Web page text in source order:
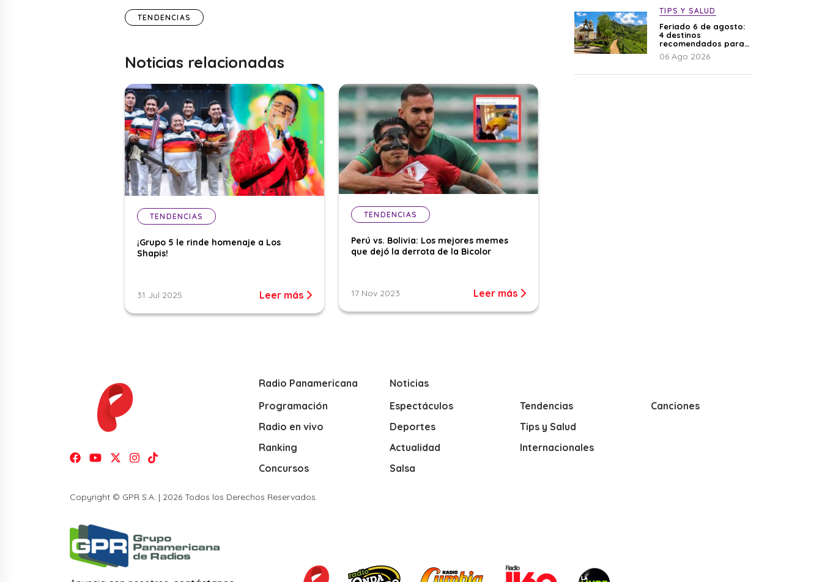
TENDENCIAS
Noticias relacionadas
TENDENCIAS
¡Grupo 5 le rinde homenaje a Los
Shapis!
31 Jul 2025 Leer más
TENDENCIAS
Perú vs. Bolivia: Los mejores memes
que dejó la derrota de la Bicolor
17 Nov 2023 Leer más
TIPS Y SALUD
Feriado 6 de agosto:
4 destinos
recomendados para
disfrutar el descanso
06 Ago 2026
Radio Panamericana
Programación
Radio en vivo
Ranking
Concursos
Noticias
Espectáculos
Deportes
Actualidad
Salsa
Tendencias
Tips y Salud
Internacionales
Canciones
Copyright © GPR S.A. | 2026 Todos los Derechos Reservados.